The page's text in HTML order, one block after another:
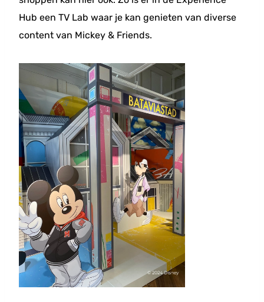
Hub een TV Lab waar je kan genieten van diverse
content van Mickey & Friends.